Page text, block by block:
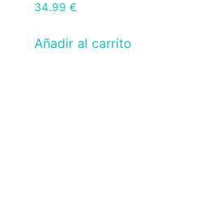
34.99 €
Añadir al carrito